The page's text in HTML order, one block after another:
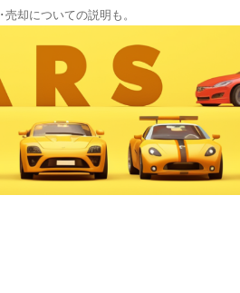
却についての説明も。